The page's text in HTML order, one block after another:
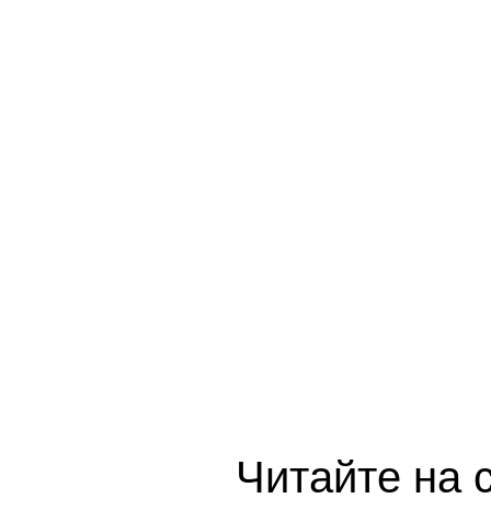
Читайте на